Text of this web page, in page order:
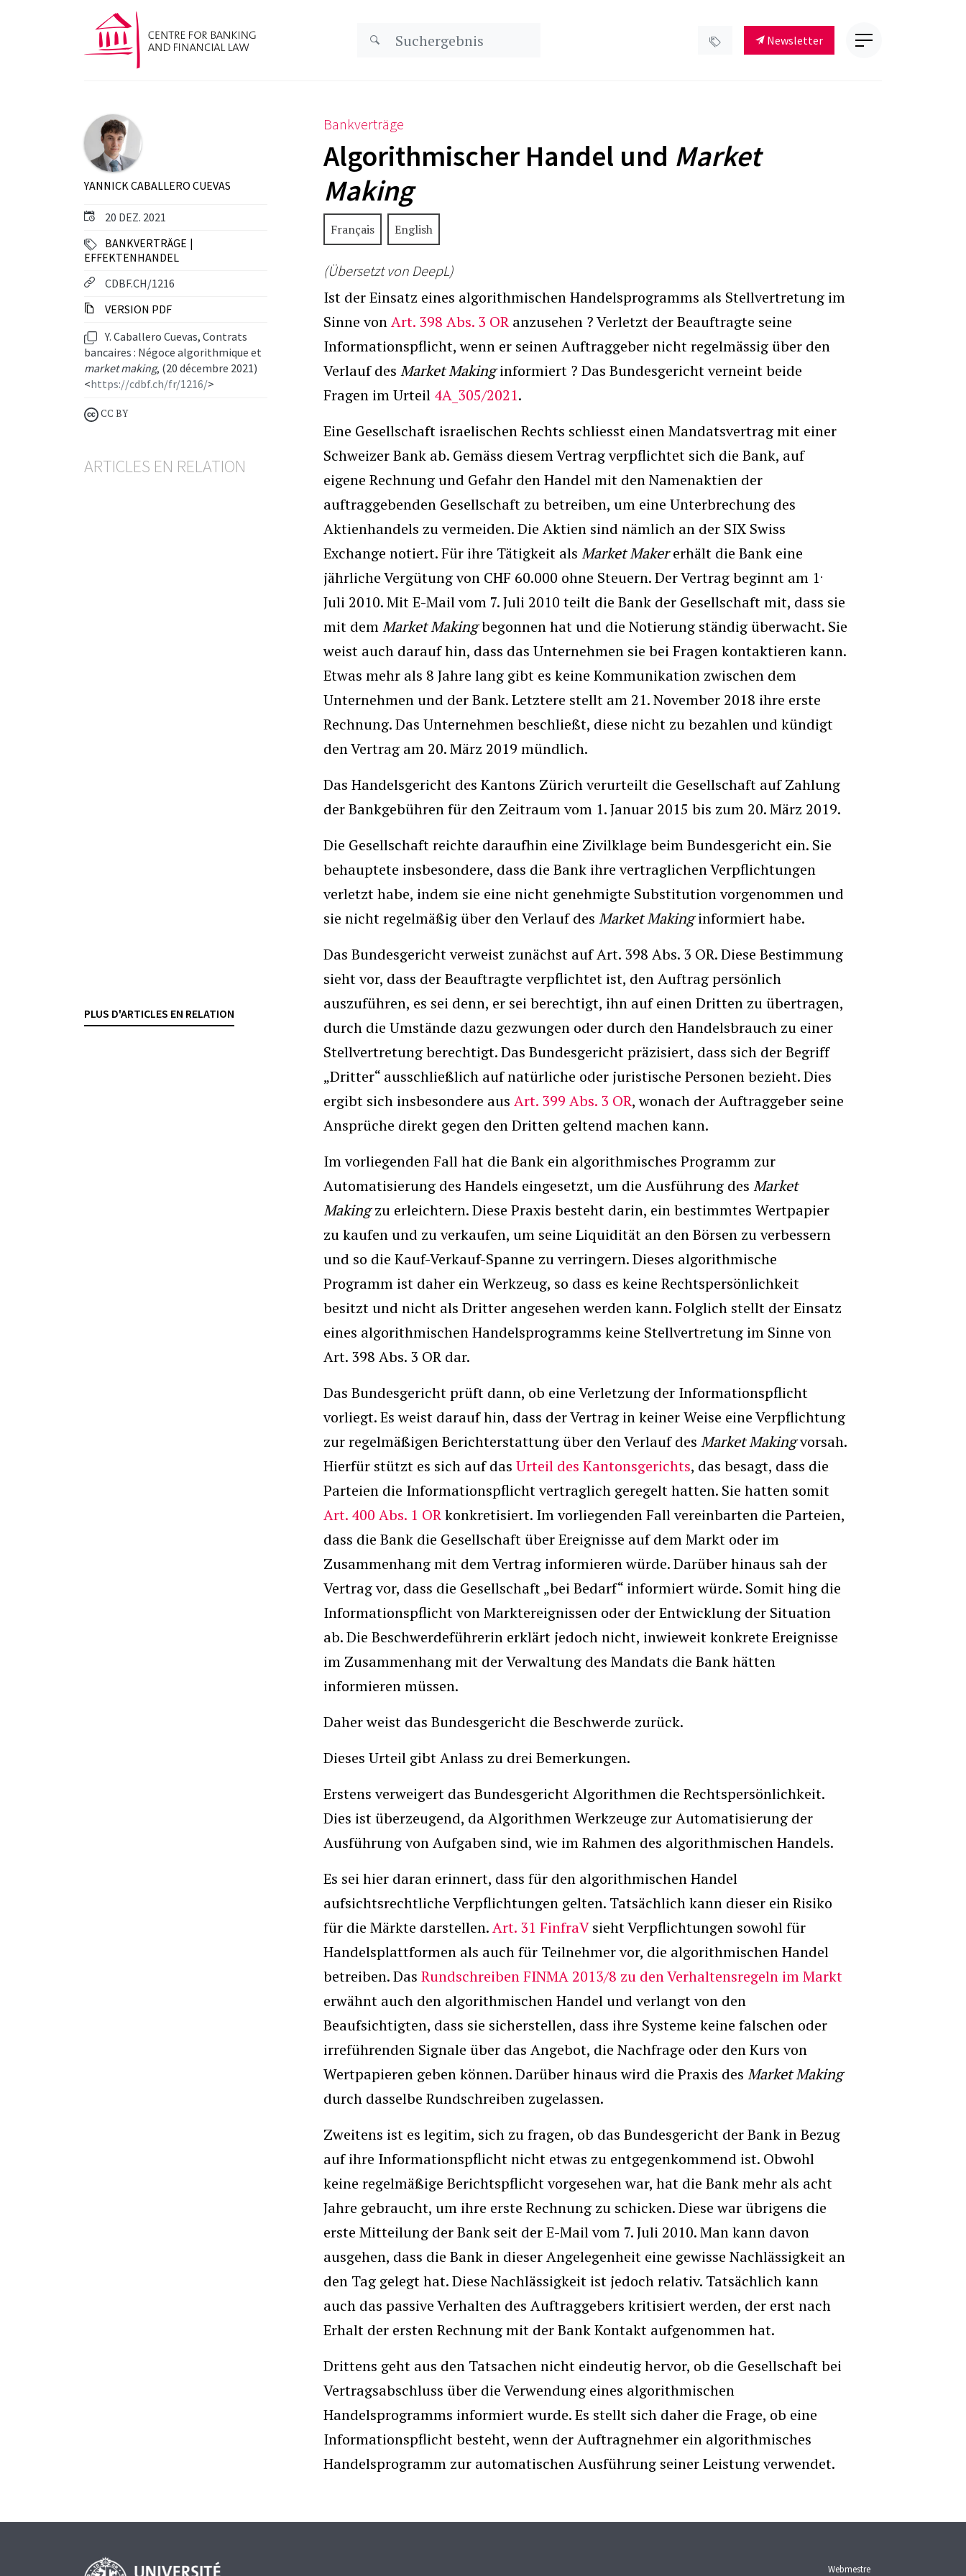
Newsletter
YANNICK CABALLERO CUEVAS
20 DEZ. 2021
BANKVERTRÄGE
EFFEKTENHANDEL
CDBF.CH/1216
VERSION PDF
Y. Caballero Cuevas, Contrats
bancaires : Négoce algorithmique et
market making, (20 décembre 2021)
<https://cdbf.ch/fr/1216/>
CC BY
ARTICLES EN RELATION
PLUS D'ARTICLES EN RELATION
Bankverträge
Algorithmischer Handel und Market
Making
Français English
(Übersetzt von DeepL)
Ist der Einsatz eines algorithmischen Handelsprogramms als Stellvertretung im
Sinne vonArt. 398 Abs. 3 OR anzusehen ? Verletzt der Beauftragte seine
Informationspflicht, wenn er seinen Auftraggeber nicht regelmässig über den
Verlauf des Market Makinginformiert ? Das Bundesgericht verneint beide
Fragen im Urteil 4A_305/2021.
Eine Gesellschaft israelischen Rechts schliesst einen Mandatsvertrag mit einer
Schweizer Bank ab. Gemäss diesem Vertrag verpflichtet sich die Bank, auf
eigene Rechnung und Gefahr den Handel mit den Namenaktien der
auftraggebenden Gesellschaft zu betreiben, um eine Unterbrechung des
Aktienhandels zu vermeiden. Die Aktien sind nämlich an der SIX Swiss
Exchange notiert. Für ihre Tätigkeit als Market Makererhält die Bank eine
jährliche Vergütung von CHF 60.000 ohne Steuern. Der Vertrag beginnt am 1.
Juli 2010. Mit E-Mail vom 7. Juli 2010 teilt die Bank der Gesellschaft mit, dass sie
mit demMarket Makingbegonnen hat und die Notierung ständig überwacht. Sie
weist auch darauf hin, dass das Unternehmen sie bei Fragen kontaktieren kann.
Etwas mehr als 8 Jahre lang gibt es keine Kommunikation zwischen dem
Unternehmen und der Bank. Letztere stellt am 21. November 2018 ihre erste
Rechnung. Das Unternehmen beschließt, diese nicht zu bezahlen und kündigt
den Vertrag am 20. März 2019 mündlich.
Das Handelsgericht des Kantons Zürich verurteilt die Gesellschaft auf Zahlung
der Bankgebühren für den Zeitraum vom 1. Januar 2015 bis zum 20. März 2019.
Die Gesellschaft reichte daraufhin eine Zivilklage beim Bundesgericht ein. Sie
behauptete insbesondere, dass die Bank ihre vertraglichen Verpflichtungen
verletzt habe, indem sie eine nicht genehmigte Substitution vorgenommen und
sie nicht regelmäßig über den Verlauf des Market Makinginformiert habe.
Das Bundesgericht verweist zunächst auf Art. 398 Abs. 3 OR. Diese Bestimmung
sieht vor, dass der Beauftragte verpflichtet ist, den Auftrag persönlich
auszuführen, es sei denn, er sei berechtigt, ihn auf einen Dritten zu übertragen,
durch die Umstände dazu gezwungen oder durch den Handelsbrauch zu einer
Stellvertretung berechtigt. Das Bundesgericht präzisiert, dass sich der Begriff
„Dritter“ ausschließlich auf natürliche oder juristische Personen bezieht. Dies
ergibt sich insbesondere aus Art. 399 Abs. 3 OR, wonach der Auftraggeber seine
Ansprüche direkt gegen den Dritten geltend machen kann.
Im vorliegenden Fall hat die Bank ein algorithmisches Programm zur
Automatisierung des Handels eingesetzt, um die Ausführung des Market
Makingzu erleichtern. Diese Praxis besteht darin, ein bestimmtes Wertpapier
zu kaufen und zu verkaufen, um seine Liquidität an den Börsen zu verbessern
und so die Kauf-Verkauf-Spanne zu verringern. Dieses algorithmische
Programm ist daher ein Werkzeug, so dass es keine Rechtspersönlichkeit
besitzt und nicht als Dritter angesehen werden kann. Folglich stellt der Einsatz
eines algorithmischen Handelsprogramms keine Stellvertretung im Sinne von
Art. 398 Abs. 3 OR dar.
Das Bundesgericht prüft dann, ob eine Verletzung der Informationspflicht
vorliegt. Es weist darauf hin, dass der Vertrag in keiner Weise eine Verpflichtung
zur regelmäßigen Berichterstattung über den Verlauf des Market Makingvorsah.
Hierfür stützt es sich auf das Urteil des Kantonsgerichts, das besagt, dass die
Parteien die Informationspflicht vertraglich geregelt hatten. Sie hatten somit
Art. 400 Abs. 1 ORkonkretisiert. Im vorliegenden Fall vereinbarten die Parteien,
dass die Bank die Gesellschaft über Ereignisse auf dem Markt oder im
Zusammenhang mit dem Vertrag informieren würde. Darüber hinaus sah der
Vertrag vor, dass die Gesellschaft „bei Bedarf“ informiert würde. Somit hing die
Informationspflicht von Marktereignissen oder der Entwicklung der Situation
ab. Die Beschwerdeführerin erklärt jedoch nicht, inwieweit konkrete Ereignisse
im Zusammenhang mit der Verwaltung des Mandats die Bank hätten
informieren müssen.
Daher weist das Bundesgericht die Beschwerde zurück.
Dieses Urteil gibt Anlass zu drei Bemerkungen.
Erstens verweigert das Bundesgericht Algorithmen die Rechtspersönlichkeit.
Dies ist überzeugend, da Algorithmen Werkzeuge zur Automatisierung der
Ausführung von Aufgaben sind, wie im Rahmen des algorithmischen Handels.
Es sei hier daran erinnert, dass für den algorithmischen Handel
aufsichtsrechtliche Verpflichtungen gelten. Tatsächlich kann dieser ein Risiko
für die Märkte darstellen.Art. 31 FinfraVsieht Verpflichtungen sowohl für
Handelsplattformen als auch für Teilnehmer vor, die algorithmischen Handel
betreiben. Das Rundschreiben FINMA 2013/8 zu den Verhaltensregeln im Markt
erwähnt auch den algorithmischen Handel und verlangt von den
Beaufsichtigten, dass sie sicherstellen, dass ihre Systeme keine falschen oder
irreführenden Signale über das Angebot, die Nachfrage oder den Kurs von
Wertpapieren geben können. Darüber hinaus wird die Praxis des Market Making
durch dasselbe Rundschreiben zugelassen.
Zweitens ist es legitim, sich zu fragen, ob das Bundesgericht der Bank in Bezug
auf ihre Informationspflicht nicht etwas zu entgegenkommend ist. Obwohl
keine regelmäßige Berichtspflicht vorgesehen war, hat die Bank mehr als acht
Jahre gebraucht, um ihre erste Rechnung zu schicken. Diese war übrigens die
erste Mitteilung der Bank seit der E-Mail vom 7. Juli 2010. Man kann davon
ausgehen, dass die Bank in dieser Angelegenheit eine gewisse Nachlässigkeit an
den Tag gelegt hat. Diese Nachlässigkeit ist jedoch relativ. Tatsächlich kann
auch das passive Verhalten des Auftraggebers kritisiert werden, der erst nach
Erhalt der ersten Rechnung mit der Bank Kontakt aufgenommen hat.
Drittens geht aus den Tatsachen nicht eindeutig hervor, ob die Gesellschaft bei
Vertragsabschluss über die Verwendung eines algorithmischen
Handelsprogramms informiert wurde. Es stellt sich daher die Frage, ob eine
Informationspflicht besteht, wenn der Auftragnehmer ein algorithmisches
Handelsprogramm zur automatischen Ausführung seiner Leistung verwendet.
Webmestre